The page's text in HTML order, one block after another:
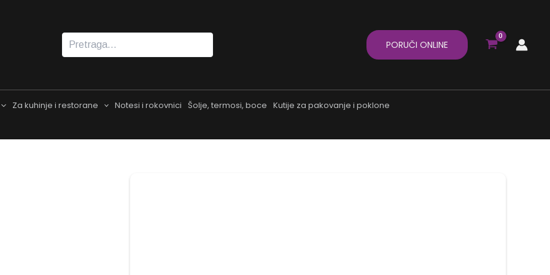
PORUČI ONLINE
Za kuhinje i restorane Notesi i rokovnici Šolje, termosi, boce Kutije za pakovanje i poklone